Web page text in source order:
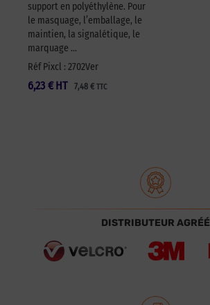
support en polyéthylène. Pour
le masquage, l’emballage, le
maintien, la signalétique, le
marquage …
Réf Pixcl : 2702Ver
6,23 € 7,48 € TTC
HT
DISTRIBUTEUR AGRÉÉ